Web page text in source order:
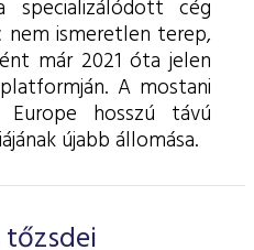
specializálódott cég
nem ismeretlen terep,
már 2021 óta jelen
A mostani
hosszú távú
újabb állomása.
tőzsdei